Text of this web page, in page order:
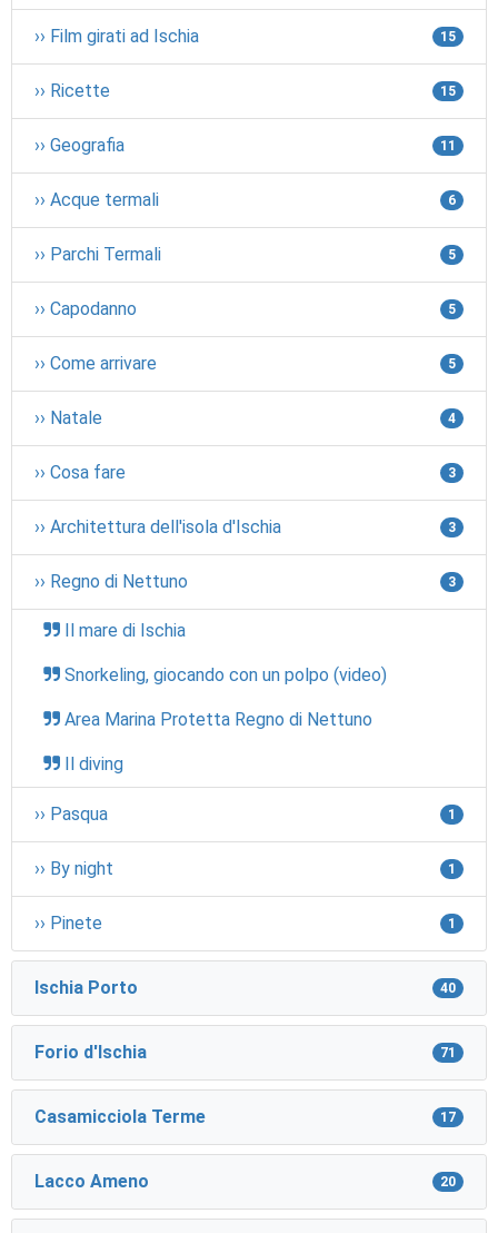
›› Film girati ad Ischia 15
›› Ricette 15
›› Geografia 11
›› Acque termali 6
›› Parchi Termali 5
›› Capodanno 5
›› Come arrivare 5
›› Natale 4
›› Cosa fare 3
›› Architettura dell'isola d'Ischia 3
›› Regno di Nettuno 3
Il mare di Ischia
Snorkeling, giocando con un polpo (video)
Area Marina Protetta Regno di Nettuno
Il diving
›› Pasqua 1
›› By night 1
›› Pinete 1
Ischia Porto 40
Forio d'Ischia 71
Casamicciola Terme 17
Lacco Ameno 20